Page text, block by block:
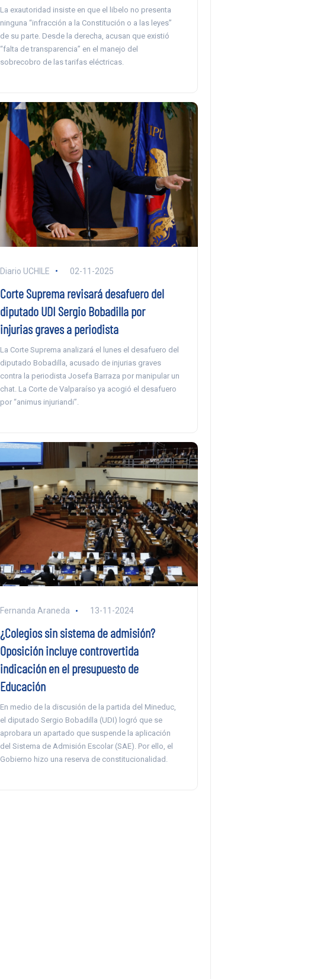
La exautoridad insiste en que el libelo no presenta
ninguna “infracción a la Constitución o a las leyes”
de su parte. Desde la derecha, acusan que existió
“falta de transparencia” en el manejo del
sobrecobro de las tarifas eléctricas.
Diario UCHILE 02-11-2025
Corte Suprema revisará desafuero del
diputado UDI Sergio Bobadilla por
injurias graves a periodista
La Corte Suprema analizará el lunes el desafuero del
diputado Bobadilla, acusado de injurias graves
contra la periodista Josefa Barraza por manipular un
chat. La Corte de Valparaíso ya acogió el desafuero
por “animus injuriandi”.
Fernanda Araneda 13-11-2024
¿Colegios sin sistema de admisión?
Oposición incluye controvertida
indicación en el presupuesto de
Educación
En medio de la discusión de la partida del Mineduc,
el diputado Sergio Bobadilla (UDI) logró que se
aprobara un apartado que suspende la aplicación
del Sistema de Admisión Escolar (SAE). Por ello, el
Gobierno hizo una reserva de constitucionalidad.